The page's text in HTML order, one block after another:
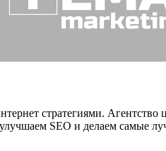
стратегиями.
SEO и делаем самые